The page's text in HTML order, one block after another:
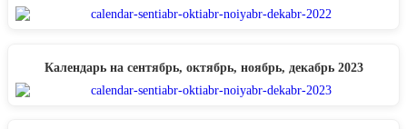
Календарь на сентябрь, октябрь, ноябрь, декабрь 2023